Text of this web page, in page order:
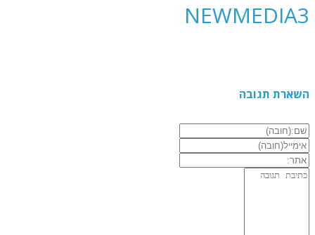
NEWMEDIA3
השארת תגובה